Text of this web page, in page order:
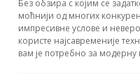
Без обзира с којим се
моћнији од многих
импресивне услове и
користе најсавременије
вам је потребно за